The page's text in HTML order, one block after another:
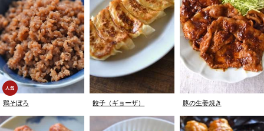
鶏そぼろ 餃子（ギョーザ） 豚の生姜焼き